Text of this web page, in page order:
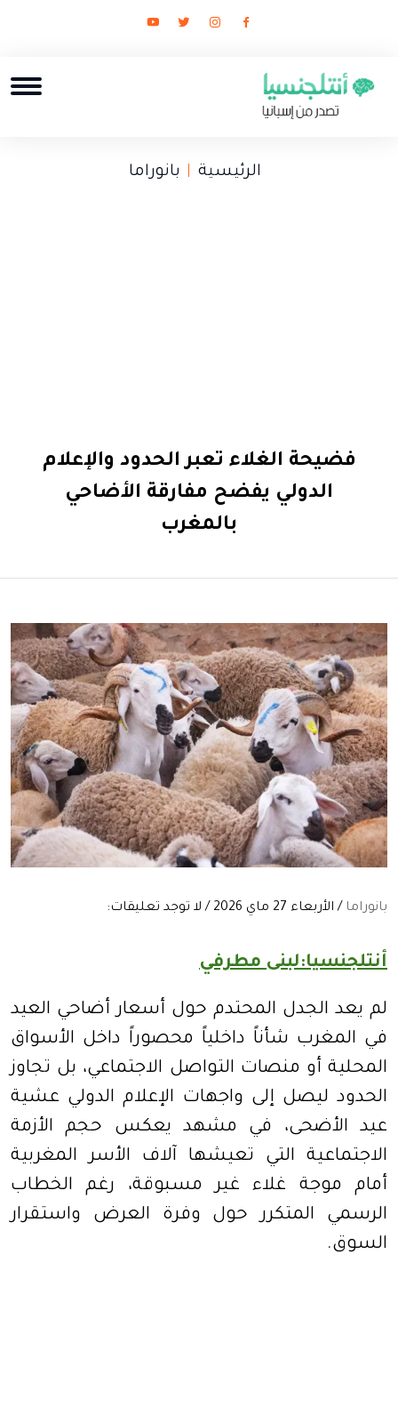
الرئيسية بانوراما
فضيحة الغلاء تعبر الحدود والإعلام
الدولي يفضح مفارقة الأضاحي
بالمغرب
بانوراما / الأربعاء 27 ماي 2026 / لا توجد تعليقات:
أنتلجنسيا:لبنى مطرفي
لم يعد الجدل المحتدم حول أسعار أضاحي العيد
في المغرب شأناً داخلياً محصوراً داخل الأسواق
المحلية أو منصات التواصل الاجتماعي، بل تجاوز
الحدود ليصل إلى واجهات الإعلام الدولي عشية
عيد الأضحى، في مشهد يعكس حجم الأزمة
الاجتماعية التي تعيشها آلاف الأسر المغربية
أمام موجة غلاء غير مسبوقة، رغم الخطاب
الرسمي المتكرر حول وفرة العرض واستقرار
السوق.